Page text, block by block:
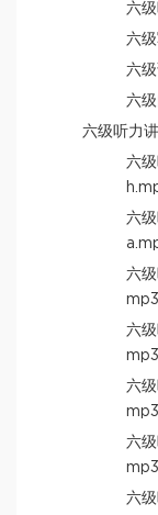
六
六
六
六级
六级听力
六
六
六
六
六
六
六